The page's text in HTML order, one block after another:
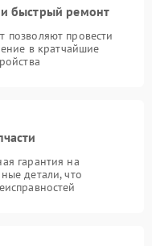
и быстрый ремонт
провести
в кратчайшие
гарантия на
детали, что